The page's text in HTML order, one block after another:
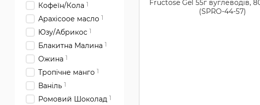
Кофеїн/Кола 1
Арахісоое масло 1
Юзу/Абрикос 1
Блакитна Малина 1
Ожина 1
Тропічне манго 1
Ваніль 1
Ромовий Шоколад 1